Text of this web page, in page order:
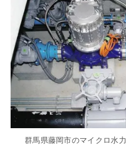
群馬県藤岡市のマイクロ水